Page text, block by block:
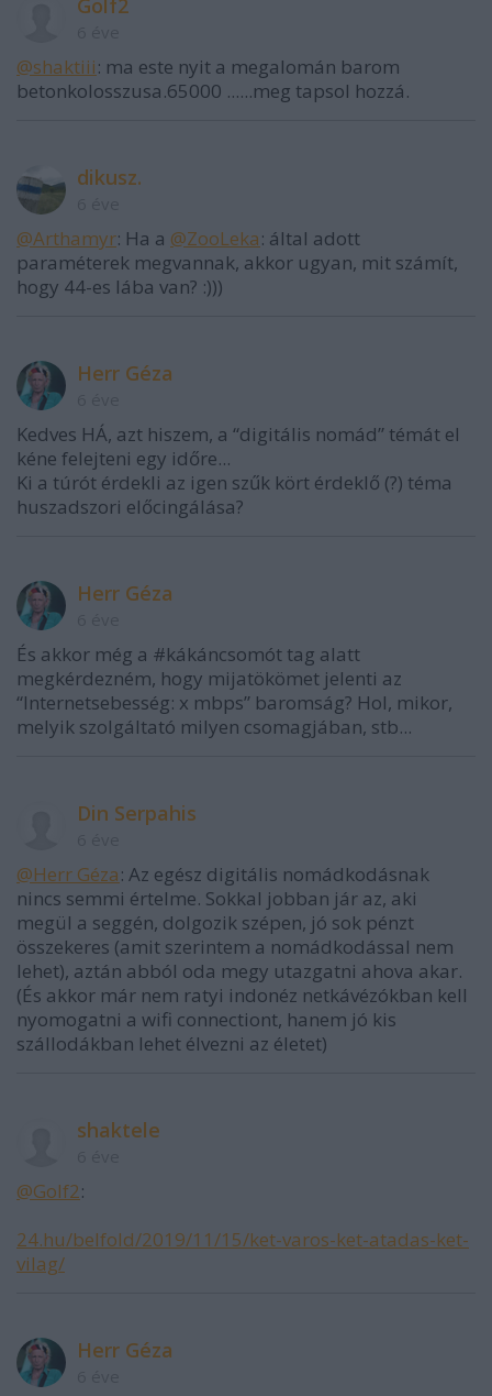
@shaktiii: ma este nyit a megalomán barom
betonkolosszusa.65000 ......meg tapsol hozzá.
dikusz.
@Arthamyr: Ha a @ZooLeka: által adott
paraméterek megvannak, akkor ugyan, mit számít,
hogy 44-es lába van? :)))
Herr Géza
Kedves HÁ, azt hiszem, a “digitális nomád” témát el
kéne felejteni egy időre...
Ki a túrót érdekli az igen szűk kört érdeklő (?) téma
huszadszori előcingálása?
Herr Géza
És akkor még a #kákáncsomót tag alatt
megkérdezném, hogy mijatökömet jelenti az
“Internetsebesség: x mbps” baromság? Hol, mikor,
melyik szolgáltató milyen csomagjában, stb...
Din Serpahis
@Herr Géza: Az egész digitális nomádkodásnak
nincs semmi értelme. Sokkal jobban jár az, aki
megül a seggén, dolgozik szépen, jó sok pénzt
összekeres (amit szerintem a nomádkodással nem
lehet), aztán abból oda megy utazgatni ahova akar.
(És akkor már nem ratyi indonéz netkávézókban kell
nyomogatni a wifi connectiont, hanem jó kis
szállodákban lehet élvezni az életet)
shaktele
@Golf2:
24.hu/belfold/2019/11/15/ket-varos-ket-atadas-ket-
vilag/
Herr Géza